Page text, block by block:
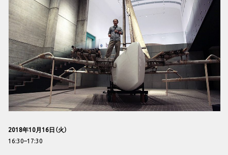
2018年10月16日（火）
16:30–17:30